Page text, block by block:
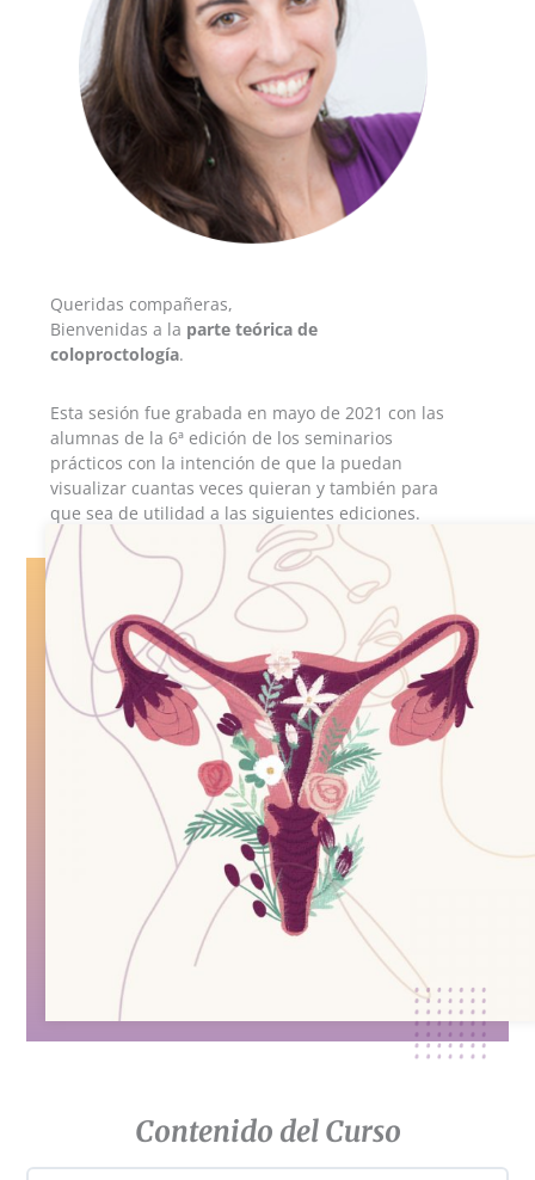
Queridas compañeras,
Bienvenidas a la parte teórica de
coloproctología.
Esta sesión fue grabada en mayo de 2021 con las
alumnas de la 6ª edición de los seminarios
prácticos con la intención de que la puedan
visualizar cuantas veces quieran y también para
que sea de utilidad a las siguientes ediciones.
Contenido del Curso